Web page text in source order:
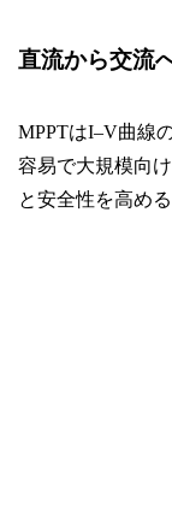
直流から交流
MPPTはI–V曲線
容易で大規模向
と安全性を高める